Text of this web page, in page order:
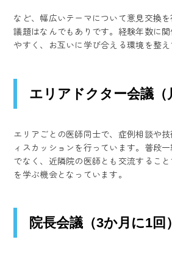
など、幅広いテーマについて意見交換
議題はなんでもありです。経験年数に
やすく、お互いに学び合える環境を整え
エリアドクター会議（
エリアごとの医師同士で、症例相談や
ィスカッションを行っています。普段
でなく、近隣院の医師とも交流するこ
を学ぶ機会となっています。
院長会議（3か月に1回）